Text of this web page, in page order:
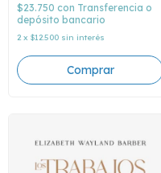
$23.750 con Transferencia o
depósito bancario
2 x $12.500 sin interés